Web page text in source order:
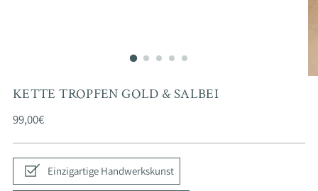
KETTE TROPFEN GOLD & SALBEI
Regulärer
99,00€
Einzigartige Handwerkskunst